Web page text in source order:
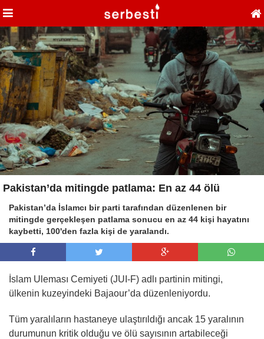
Pakistan’da mitingde patlama: En az 44 ölü
Pakistan’da İslamcı bir parti tarafından düzenlenen bir
mitingde gerçekleşen patlama sonucu en az 44 kişi hayatını
kaybetti, 100'den fazla kişi de yaralandı.
İslam Uleması Cemiyeti (JUI-F) adlı partinin mitingi,
ülkenin kuzeyindeki Bajaour’da düzenleniyordu.
Tüm yaralıların hastaneye ulaştırıldığı ancak 15 yaralının
durumunun kritik olduğu ve ölü sayısının artabileceği